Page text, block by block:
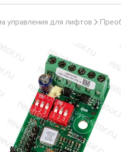
управления для лифтов